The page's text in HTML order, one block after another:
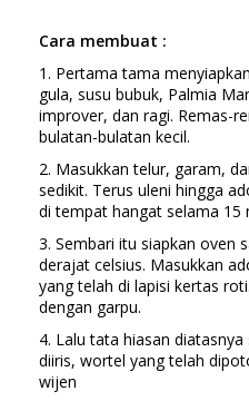
Cara membuat :
1. Pertama tama
gula, susu bubuk, Palmia
improver, dan ragi. Remas-
bulatan-bulatan kecil.
2. Masukkan telur, garam,
sedikit. Terus uleni hingga
di tempat hangat selama 15
3. Sembari itu siapkan oven
derajat celsius. Masukkan
yang telah di lapisi kertas
dengan garpu.
4. Lalu tata hiasan
diiris, wortel yang telah
wijen